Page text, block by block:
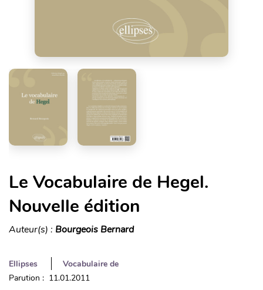
Le Vocabulaire de Hegel.
Nouvelle édition
Auteur(s) : Bourgeois Bernard
Ellipses
Vocabulaire de
Parution : 11.01.2011